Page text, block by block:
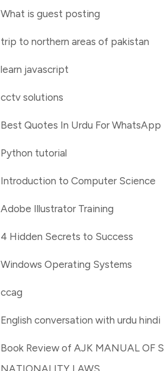
What is guest posting
trip to northern areas of pakistan
learn javascript
cctv solutions
Best Quotes In Urdu For WhatsApp
Python tutorial
Introduction to Computer Science
Adobe Illustrator Training
4 Hidden Secrets to Success
Windows Operating Systems
ccag
English conversation with urdu hindi
Book Review of AJK MANUAL OF
NATIONALITY LAWS